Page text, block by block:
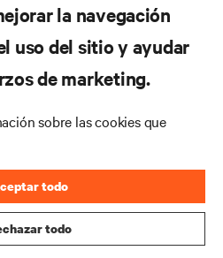
la navegación
uso del sitio y ayudar
de marketing.
sobre las cookies que
todo
todo